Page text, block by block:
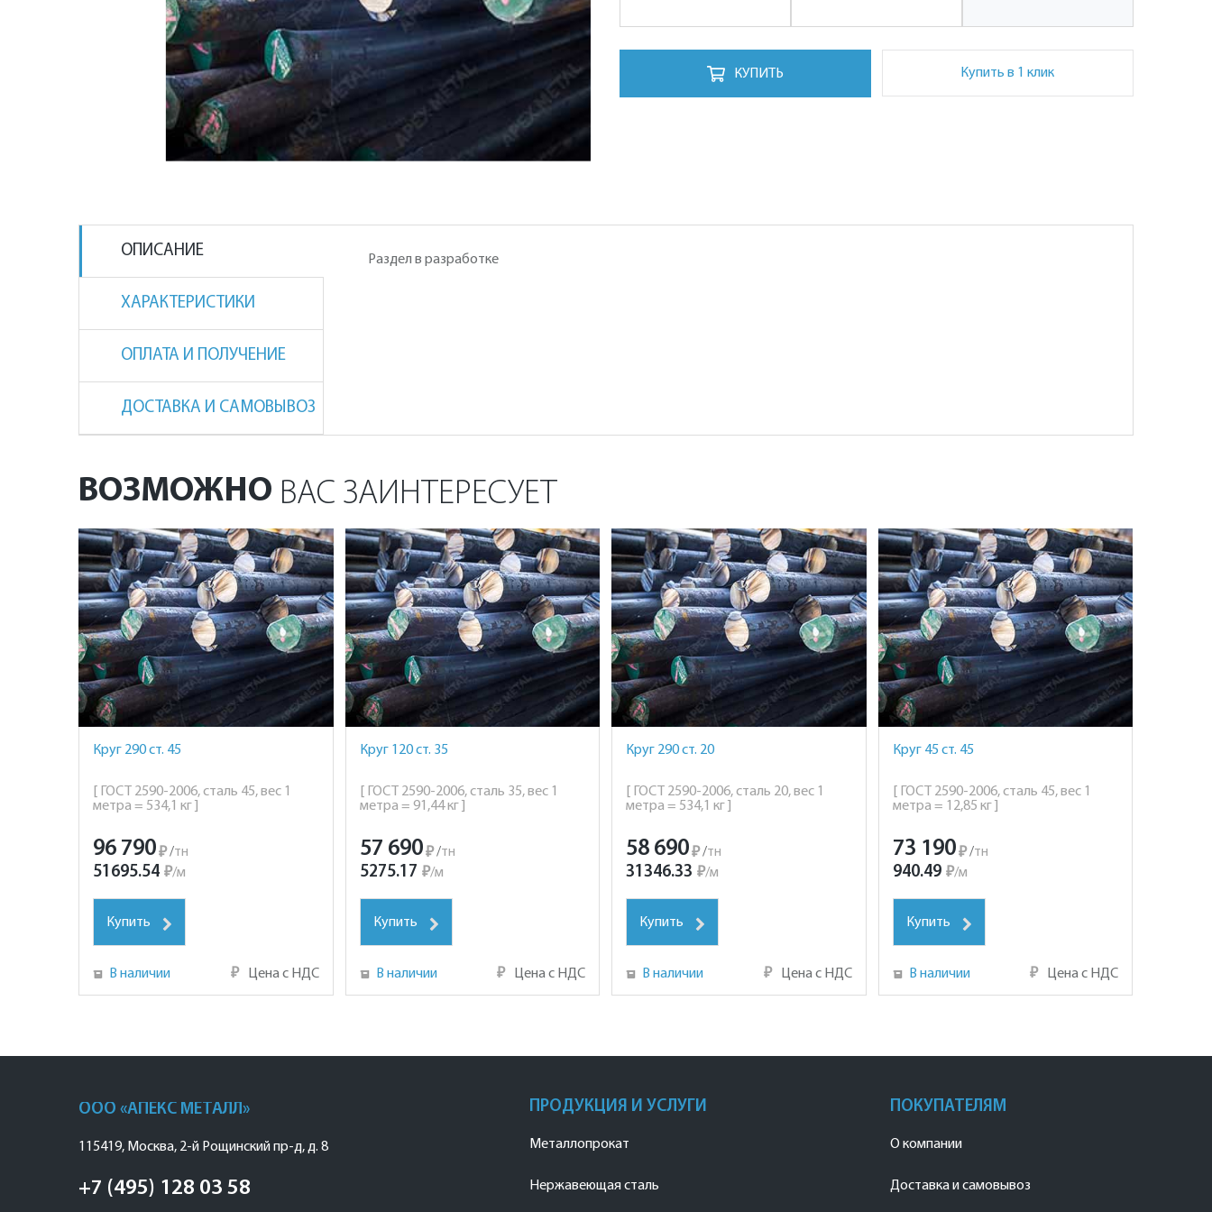
КУПИТЬ Купить в 1 клик
ОПИСАНИЕ
ХАРАКТЕРИСТИКИ
ОПЛАТА И ПОЛУЧЕНИЕ
ДОСТАВКА И САМОВЫВОЗ
Раздел в разработке
ВОЗМОЖНО ВАС ЗАИНТЕРЕСУЕТ
Круг 290 ст. 45
[ ГОСТ 2590-2006, сталь 45, вес 1
метра = 534,1 кг ]
96 790₽ /тн
51695.54 ₽/м
Купить
В наличии ₽ Цена с НДС
Круг 120 ст. 35
[ ГОСТ 2590-2006, сталь 35, вес 1
метра = 91,44 кг ]
57 690 ₽ /тн
5275.17 ₽/м
Купить
В наличии ₽ Цена с НДС
Круг 290 ст. 20
[ ГОСТ 2590-2006, сталь 20, вес 1
метра = 534,1 кг ]
58 690₽ /тн
31346.33 ₽/м
Купить
В наличии ₽ Цена с НДС
Круг 45 ст. 45
[ ГОСТ 2590-2006, сталь 45, вес 1
метра = 12,85 кг ]
73 190 ₽ /тн
940.49 ₽/м
Купить
В наличии ₽ Цена с НДС
ООО «АПЕКС МЕТАЛЛ»
115419, Москва, 2-й Рощинский пр-д, д. 8
+7 (495) 128 03 58
ПРОДУКЦИЯ И УСЛУГИ
Металлопрокат
Нержавеющая сталь
ПОКУПАТЕЛЯМ
О компании
Доставка и самовывоз